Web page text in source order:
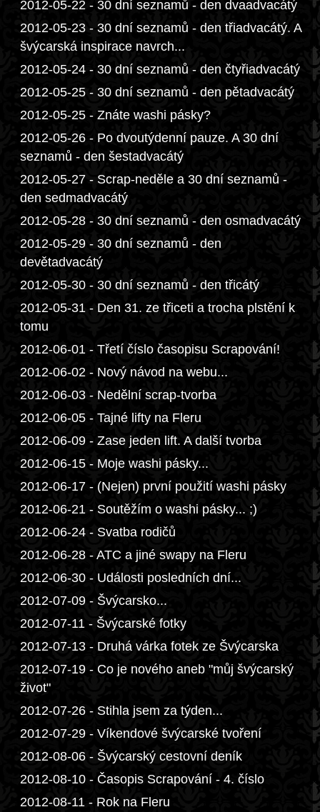
2012-05-22 - 30 dní seznamů - den dvaadvacátý
2012-05-23 - 30 dní seznamů - den třiadvacátý. A
švýcarská inspirace navrch...
2012-05-24 - 30 dní seznamů - den čtyřiadvacátý
2012-05-25 - 30 dní seznamů - den pětadvacátý
2012-05-25 - Znáte washi pásky?
2012-05-26 - Po dvoutýdenní pauze. A 30 dní
seznamů - den šestadvacátý
2012-05-27 - Scrap-neděle a 30 dní seznamů -
den sedmadvacátý
2012-05-28 - 30 dní seznamů - den osmadvacátý
2012-05-29 - 30 dní seznamů - den
devětadvacátý
2012-05-30 - 30 dní seznamů - den třicátý
2012-05-31 - Den 31. ze třiceti a trocha plstění k
tomu
2012-06-01 - Třetí číslo časopisu Scrapování!
2012-06-02 - Nový návod na webu...
2012-06-03 - Nedělní scrap-tvorba
2012-06-05 - Tajné lifty na Fleru
2012-06-09 - Zase jeden lift. A další tvorba
2012-06-15 - Moje washi pásky...
2012-06-17 - (Nejen) první použití washi pásky
2012-06-21 - Soutěžím o washi pásky... ;)
2012-06-24 - Svatba rodičů
2012-06-28 - ATC a jiné swapy na Fleru
2012-06-30 - Události posledních dní...
2012-07-09 - Švýcarsko...
2012-07-11 - Švýcarské fotky
2012-07-13 - Druhá várka fotek ze Švýcarska
2012-07-19 - Co je nového aneb "můj švýcarský
život"
2012-07-26 - Stihla jsem za týden...
2012-07-29 - Víkendové švýcarské tvoření
2012-08-06 - Švýcarský cestovní deník
2012-08-10 - Časopis Scrapování - 4. číslo
2012-08-11 - Rok na Fleru